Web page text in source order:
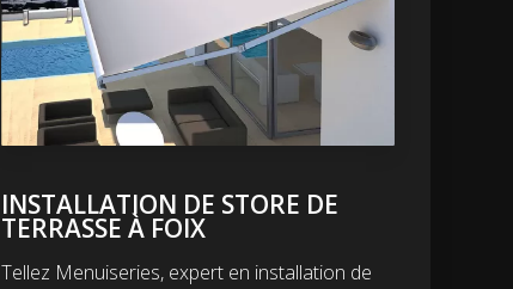
INSTALLATION DE STORE DE
TERRASSE À FOIX
Tellez Menuiseries, expert en installation de